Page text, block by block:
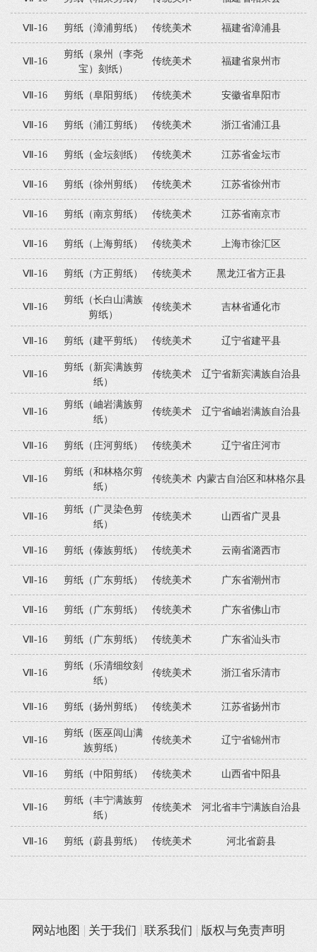
Ⅶ-16 剪纸（漳浦剪纸） 传统美术 福建省漳浦县
Ⅶ-16
剪纸（泉州（李尧
宝）刻纸）
传统美术 福建省泉州市
Ⅶ-16 剪纸（阜阳剪纸） 传统美术 安徽省阜阳市
Ⅶ-16 剪纸（浦江剪纸） 传统美术 浙江省浦江县
Ⅶ-16 剪纸（金坛刻纸） 传统美术 江苏省金坛市
Ⅶ-16 剪纸（徐州剪纸） 传统美术 江苏省徐州市
Ⅶ-16 剪纸（南京剪纸） 传统美术 江苏省南京市
Ⅶ-16 剪纸（上海剪纸） 传统美术 上海市徐汇区
Ⅶ-16 剪纸（方正剪纸） 传统美术 黑龙江省方正县
Ⅶ-16
剪纸（长白山满族
剪纸）
传统美术 吉林省通化市
Ⅶ-16 剪纸（建平剪纸） 传统美术 辽宁省建平县
Ⅶ-16
剪纸（新宾满族剪
纸）
传统美术 辽宁省新宾满族自治县
Ⅶ-16
剪纸（岫岩满族剪
纸）
传统美术 辽宁省岫岩满族自治县
Ⅶ-16 剪纸（庄河剪纸） 传统美术 辽宁省庄河市
Ⅶ-16
剪纸（和林格尔剪
纸）
传统美术 内蒙古自治区和林格尔县
Ⅶ-16
剪纸（广灵染色剪
纸）
传统美术 山西省广灵县
Ⅶ-16 剪纸（傣族剪纸） 传统美术 云南省潞西市
Ⅶ-16 剪纸（广东剪纸） 传统美术 广东省潮州市
Ⅶ-16 剪纸（广东剪纸） 传统美术 广东省佛山市
Ⅶ-16 剪纸（广东剪纸） 传统美术 广东省汕头市
Ⅶ-16
剪纸（乐清细纹刻
纸）
传统美术 浙江省乐清市
Ⅶ-16 剪纸（扬州剪纸） 传统美术 江苏省扬州市
Ⅶ-16
剪纸（医巫闾山满
族剪纸）
传统美术 辽宁省锦州市
Ⅶ-16 剪纸（中阳剪纸） 传统美术 山西省中阳县
Ⅶ-16
剪纸（丰宁满族剪
纸）
传统美术 河北省丰宁满族自治县
Ⅶ-16 剪纸（蔚县剪纸） 传统美术 河北省蔚县
网站地图 关于我们 联系我们 版权与免责声明